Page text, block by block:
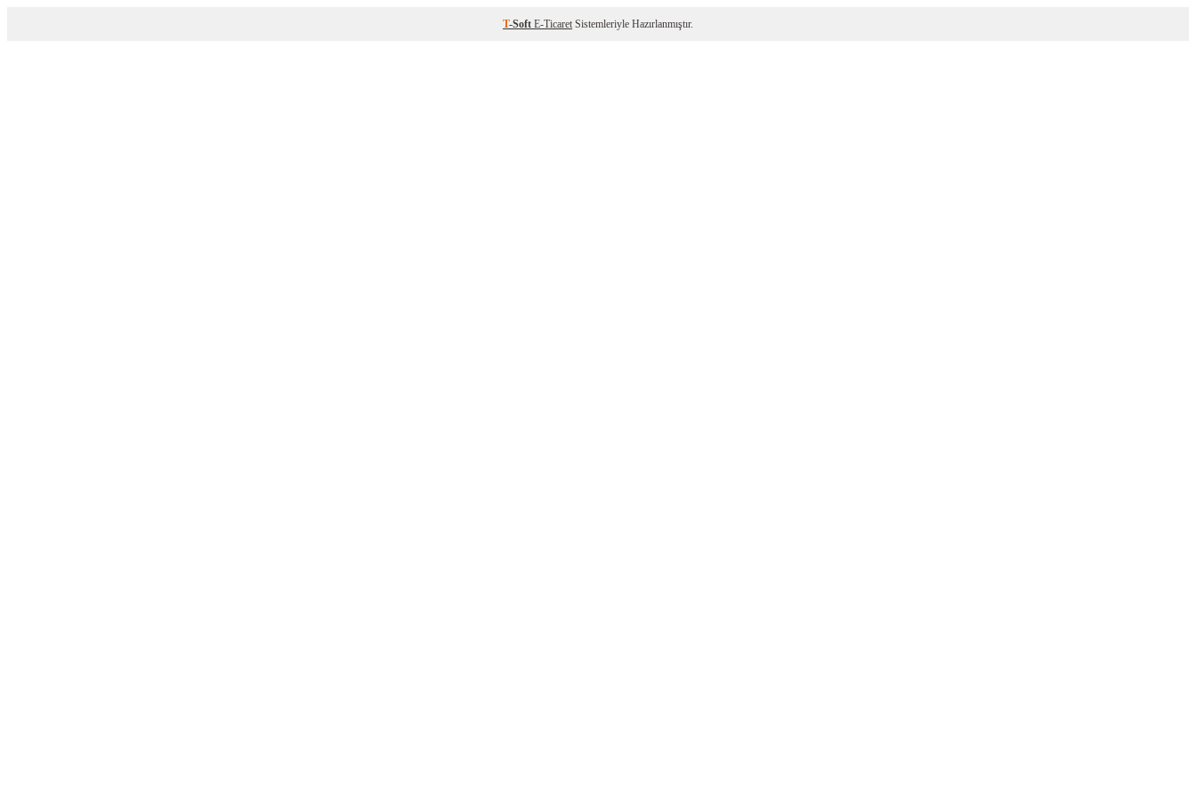
T-Soft E-Ticaret Sistemleriyle Hazırlanmıştır.